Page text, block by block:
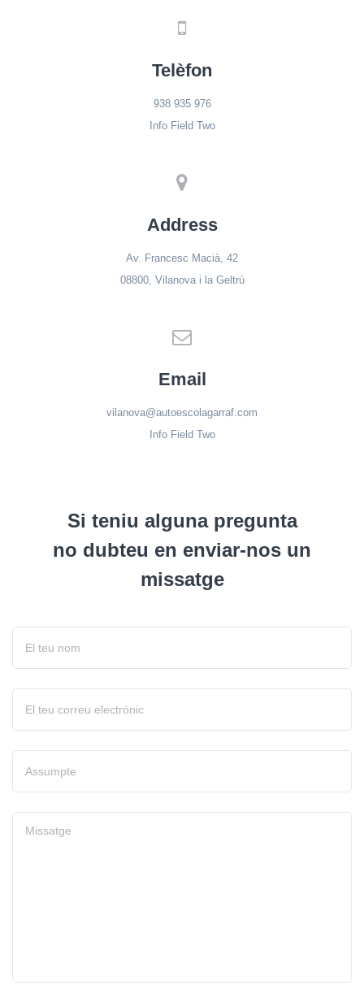
Telèfon
938 935 976
Info Field Two
Address
Av. Francesc Macià, 42
08800, Vilanova i la Geltrú
Email
vilanova@autoescolagarraf.com
Info Field Two
Si teniu alguna pregunta
no dubteu en enviar-nos un
missatge